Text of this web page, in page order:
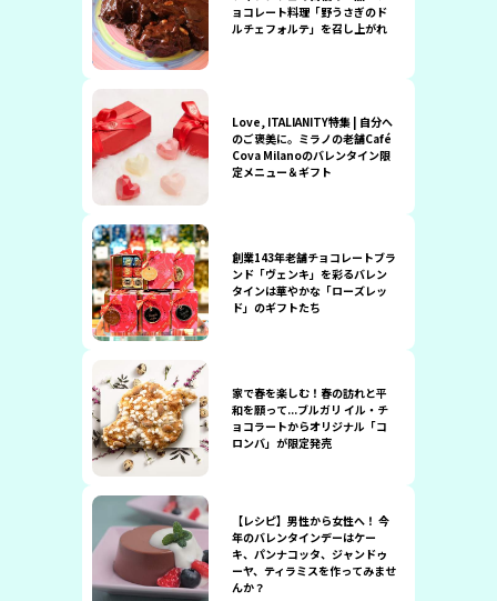
ョコレート料理「野うさぎのド
ルチェフォルテ」を召し上がれ
Love, ITALIANITY特集 | 自分へ
のご褒美に。ミラノの老舗Café
Cova Milanoのバレンタイン限
定メニュー＆ギフト
創業143年老舗チョコレートブラ
ンド「ヴェンキ」を彩るバレン
タインは華やかな「ローズレッ
ド」のギフトたち
家で春を楽しむ！春の訪れと平
和を願って...ブルガリ イル・チ
ョコラートからオリジナル「コ
ロンバ」が限定発売
【レシピ】男性から女性へ！ 今
年のバレンタインデーはケー
キ、パンナコッタ、ジャンドゥ
ーヤ、ティラミスを作ってみませ
んか？